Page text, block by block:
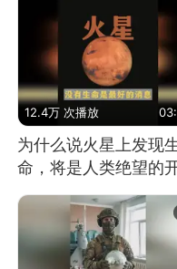
12.4万 次播放
为什么说火星上发现
命，将是人类绝望的
始？